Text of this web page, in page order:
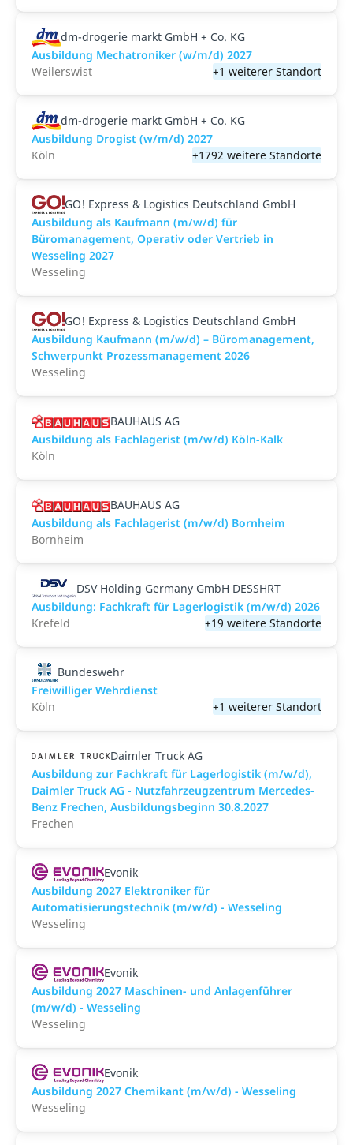
dm-drogerie markt GmbH + Co. KG
Ausbildung Mechatroniker (w/m/d) 2027
Weilerswist
+1 weiterer Standort
dm-drogerie markt GmbH + Co. KG
Ausbildung Drogist (w/m/d) 2027
Köln
+1792 weitere Standorte
GO! Express & Logistics Deutschland GmbH
Ausbildung als Kaufmann (m/w/d) für
Büromanagement, Operativ oder Vertrieb in
Wesseling 2027
Wesseling
GO! Express & Logistics Deutschland GmbH
Ausbildung Kaufmann (m/w/d) – Büromanagement,
Schwerpunkt Prozessmanagement 2026
Wesseling
BAUHAUS AG
Ausbildung als Fachlagerist (m/w/d) Köln-Kalk
Köln
BAUHAUS AG
Ausbildung als Fachlagerist (m/w/d) Bornheim
Bornheim
DSV Holding Germany GmbH DESSHRT
Ausbildung: Fachkraft für Lagerlogistik (m/w/d) 2026
Krefeld
+19 weitere Standorte
Bundeswehr
Freiwilliger Wehrdienst
Köln
+1 weiterer Standort
Daimler Truck AG
Ausbildung zur Fachkraft für Lagerlogistik (m/w/d),
Daimler Truck AG - Nutzfahrzeugzentrum Mercedes-
Benz Frechen, Ausbildungsbeginn 30.8.2027
Frechen
Evonik
Ausbildung 2027 Elektroniker für
Automatisierungstechnik (m/w/d) - Wesseling
Wesseling
Evonik
Ausbildung 2027 Maschinen- und Anlagenführer
(m/w/d) - Wesseling
Wesseling
Evonik
Ausbildung 2027 Chemikant (m/w/d) - Wesseling
Wesseling